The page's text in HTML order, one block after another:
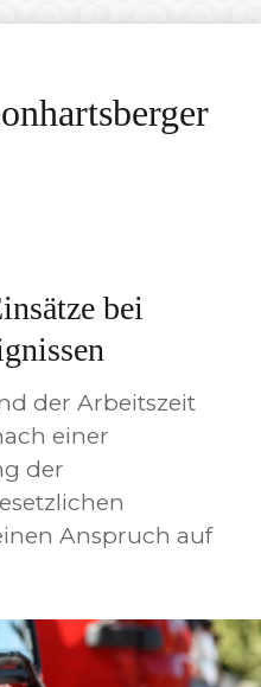
bei
der Arbeitszeit
einer
der
Anspruch auf